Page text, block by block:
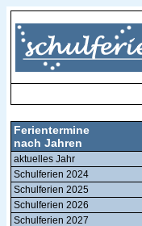
Ferientermine
nach Jahren
aktuelles Jahr
Schulferien 2024
Schulferien 2025
Schulferien 2026
Schulferien 2027